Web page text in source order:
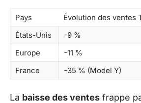
Pays
Évolution des ventes
États-Unis
-9 %
Europe
-11 %
France
-35 % (Model Y)
La baisse des ventes frappe